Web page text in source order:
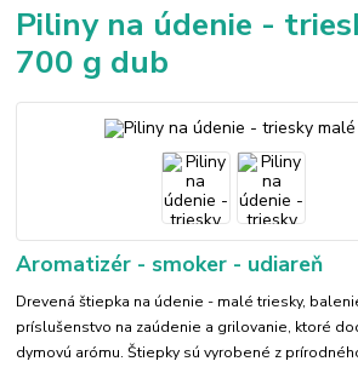
Piliny na údenie -
700 g dub
Aromatizér - smoker - udiareň
Drevená štiepka na údenie - malé triesky,
príslušenstvo na zaúdenie a grilovanie, ktoré
dymovú arómu. Štiepky sú vyrobené z